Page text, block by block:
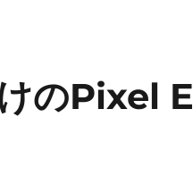
のPixel